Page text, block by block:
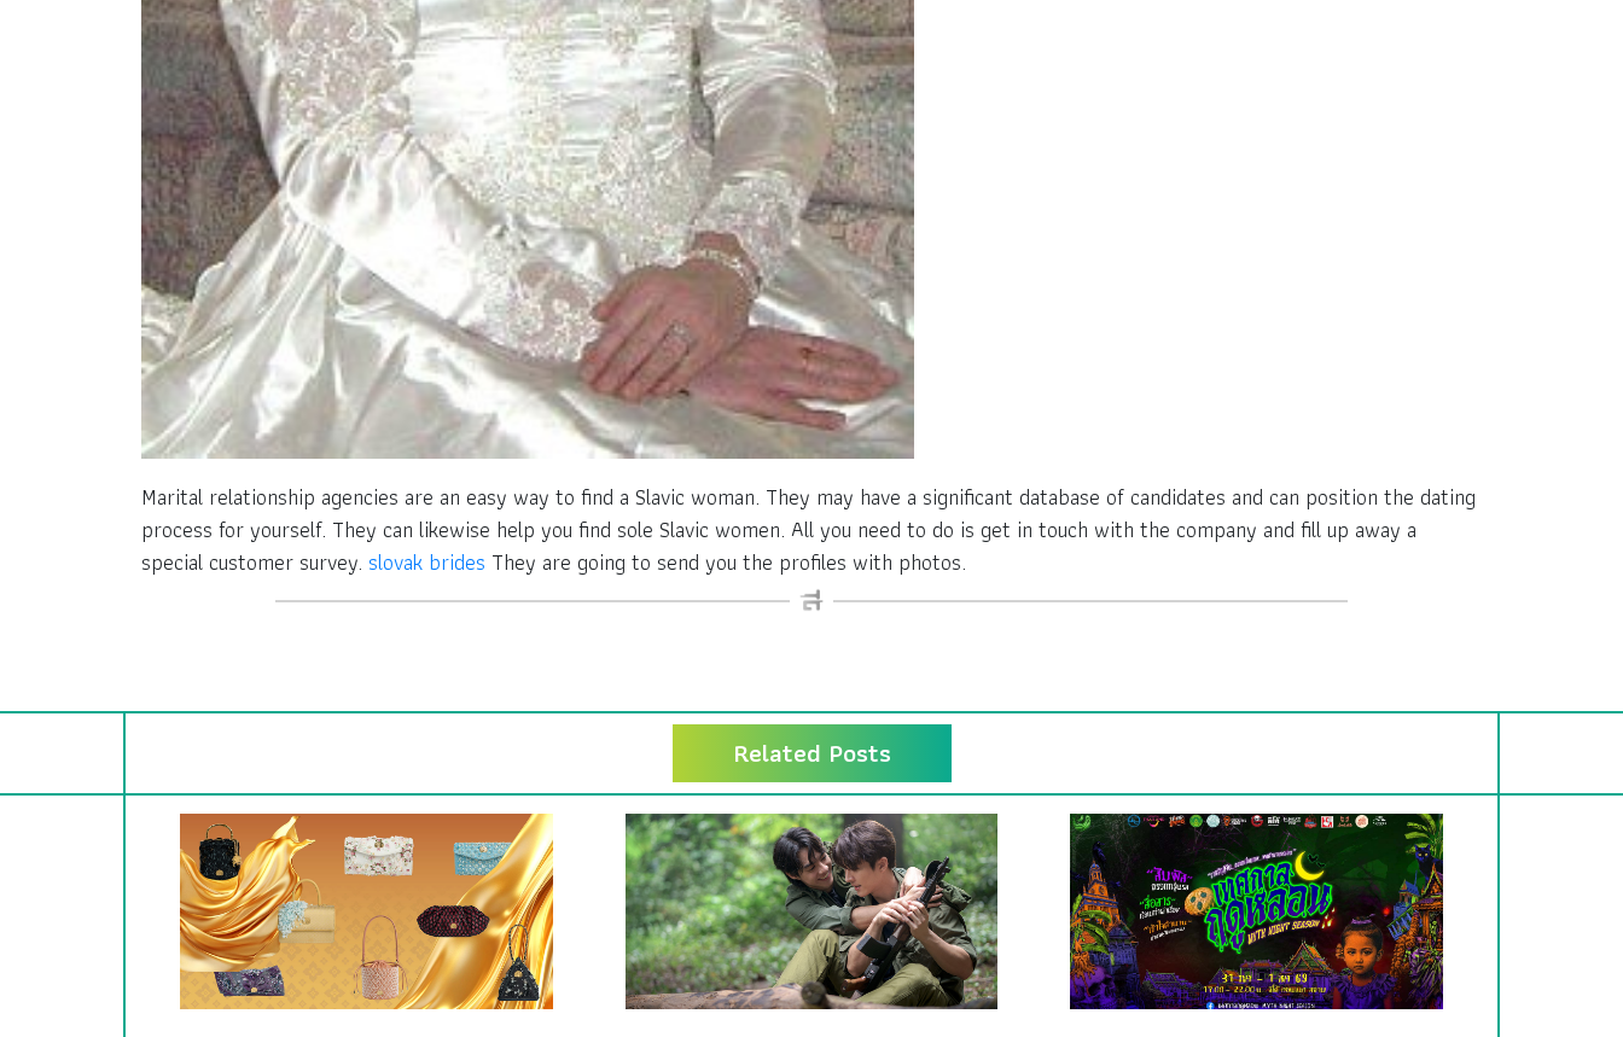
Marital relationship agencies are an easy way to find a Slavic woman. They may have a significant database of candidates and can position the dating
process for yourself. They can likewise help you find sole Slavic women. All you need to do is get in touch with the company and fill up away a
special customer survey. slovak brides They are going to send you the profiles with photos.
Related Posts